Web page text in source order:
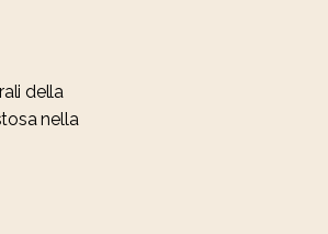
della
nella